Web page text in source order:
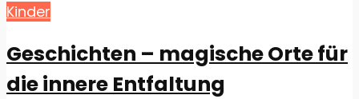
Kinder
Geschichten – magische Orte für
die innere Entfaltung